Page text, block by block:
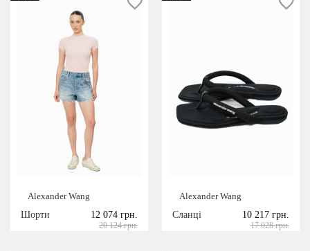
Alexander Wang
Шорти
12 074 грн.
20 124 грн.
Alexander Wang
Сланці
10 217 грн.
17 028 грн.